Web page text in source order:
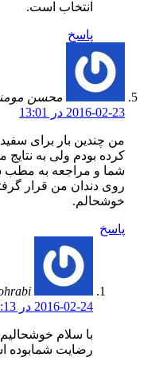
انتخاب است.
پاسخ
محسن
2016-02-23 در 13:01
من چندین بار برای سفید
کرده بودم ولی به نتایج
روی دندان من قرار
خوشحالم.
پاسخ
2016-02-24 در 08:13
با سلام
رضایت شمابوده